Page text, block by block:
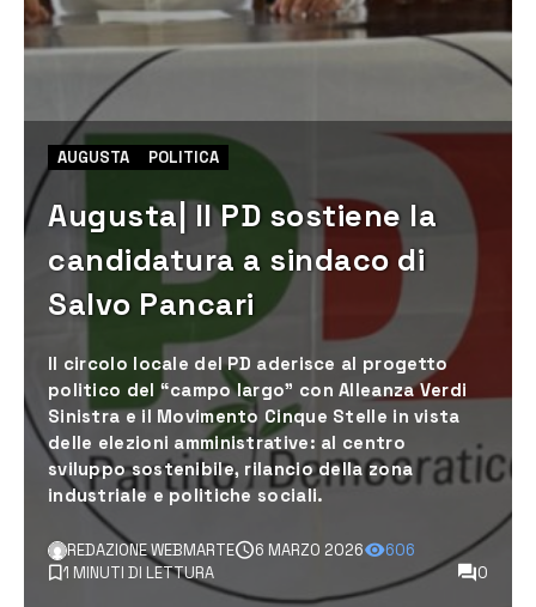
AUGUSTA POLITICA
Augusta| Il PD sostiene la
candidatura a sindaco di
Salvo Pancari
Il circolo locale del PD aderisce al progetto
politico del “campo largo” con Alleanza Verdi
Sinistra e il Movimento Cinque Stelle in vista
delle elezioni amministrative: al centro
sviluppo sostenibile, rilancio della zona
industriale e politiche sociali.
REDAZIONE WEBMARTE 6 MARZO 2026
606
1 MINUTI DI LETTURA
0